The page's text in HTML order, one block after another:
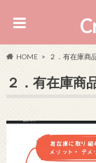
HOME ２．有在庫商
２．有在庫商
動